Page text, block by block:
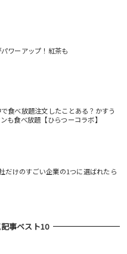
ワーアップ！紅茶も
食べ放題注文したことある？かすう
も食べ放題【ひらつーコラボ】
だけのすごい企業の1つに選ばれたら
事ベスト10